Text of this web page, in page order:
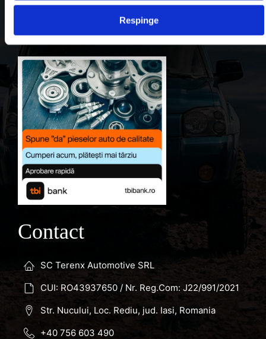
Respinge
Favorite
Contact
SC Terenx Automotive SRL
CUI: RO43937650 / Nr. Reg.Com: J22/991/2021
Str. Nucului, Loc. Rediu, jud. Iasi, Romania
+40 756 603 490